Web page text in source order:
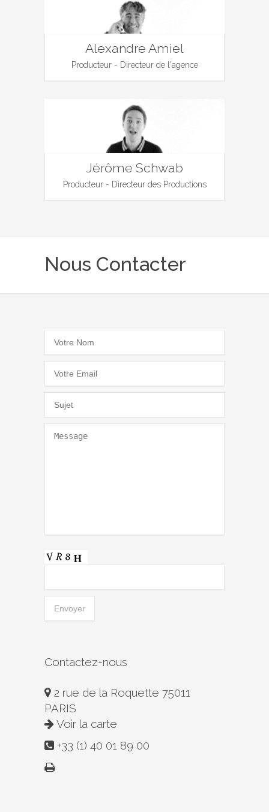
Alexandre Amiel
Producteur - Directeur de l'agence
Jérôme Schwab
Producteur - Directeur des Productions
Nous Contacter
Contactez-nous
2 rue de la Roquette 75011
PARIS
Voir la carte
+33 (1) 40 01 89 00